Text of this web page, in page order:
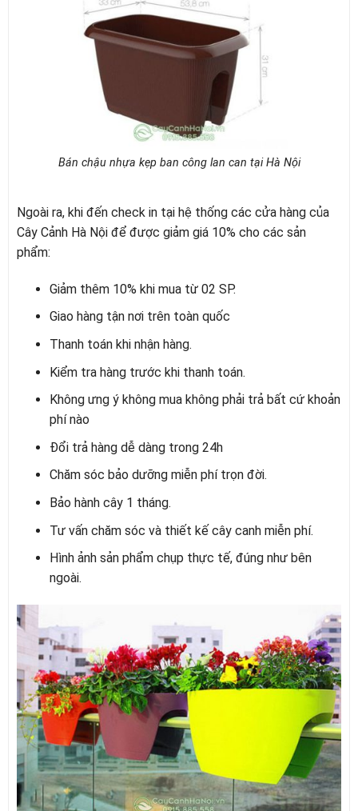
Bán chậu nhựa kẹp ban công lan can tại Hà Nội
Ngoài ra, khi đến check in tại hệ thống các cửa hàng của
Cây Cảnh Hà Nội để được giảm giá 10% cho các sản
phẩm:
Giảm thêm 10% khi mua từ 02 SP.
Giao hàng tận nơi trên toàn quốc
Thanh toán khi nhận hàng.
Kiểm tra hàng trước khi thanh toán.
Không ưng ý không mua không phải trả bất cứ khoản
phí nào
Đổi trả hàng dễ dàng trong 24h
Chăm sóc bảo dưỡng miễn phí trọn đời.
Bảo hành cây 1 tháng.
Tư vấn chăm sóc và thiết kế cây canh miễn phí.
Hình ảnh sản phẩm chụp thực tế, đúng như bên
ngoài.